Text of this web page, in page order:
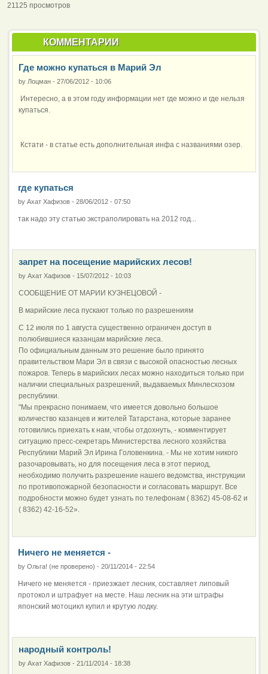
21125 просмотров
КОММЕНТАРИИ
Где можно купаться в Марий Эл
by Лоцман - 27/06/2012 - 10:06
Интересно, а в этом году информации нет где можно и где нельзя
купаться.
Кстати - в статье есть дополнительная инфа с названиями озер.
где купаться
by Ахат Хафизов - 28/06/2012 - 07:50
так надо эту статью экстраполировать на 2012 год...
запрет на посещение марийских лесов!
by Ахат Хафизов - 15/07/2012 - 10:03
СООБЩЕНИЕ ОТ МАРИИ КУЗНЕЦОВОЙ -
В марийские леса пускают только по разрешениям
С 12 июля по 1 августа существенно ограничен доступ в
полюбившиеся казанцам марийские леса.
По официальным данным это решение было принято
правительством Мари Эл в связи с высокой опасностью лесных
пожаров. Теперь в марийских лесах можно находиться только при
наличии специальных разрешений, выдаваемых Минлесхозом
республики.
"Мы прекрасно понимаем, что имеется довольно большое
количество казанцев и жителей Татарстана, которые заранее
готовились приехать к нам, чтобы отдохнуть, - комментирует
ситуацию пресс-секретарь Министерства лесного хозяйства
Республики Марий Эл Ирина Головенкина. - Мы не хотим никого
разочаровывать, но для посещения леса в этот период,
необходимо получить разрешение нашего ведомства, инструкции
по противопожарной безопасности и согласовать маршрут. Все
подробности можно будет узнать по телефонам ( 8362) 45-08-62 и
( 8362) 42-16-52».
Ничего не меняется -
by Ольга! (не проверено) - 20/11/2014 - 22:54
Ничего не меняется - приезжает лесник, составляет липовый
протокол и штрафует на месте. Наш лесник на эти штрафы
японский мотоцикл купил и крутую лодку.
народный контроль!
by Ахат Хафизов - 21/11/2014 - 18:38